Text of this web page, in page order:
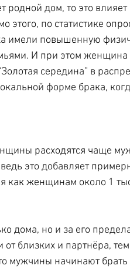
дом, то это
этого, по статистике
имели повышенную
И при этом
середина” в
форме брака,
расходятся чаще
это добавляет
как женщинам около 1
дома, но и за его
близких и партнёра,
мужчины начинают